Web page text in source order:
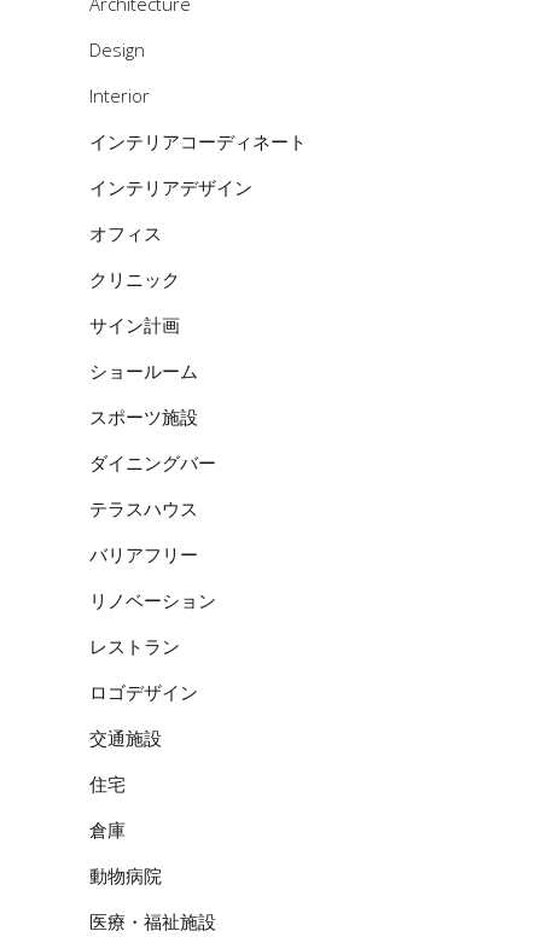
Design
Interior
インテリアコーディネート
インテリアデザイン
オフィス
クリニック
サイン計画
ショールーム
スポーツ施設
ダイニングバー
テラスハウス
バリアフリー
リノベーション
レストラン
ロゴデザイン
交通施設
住宅
倉庫
動物病院
医療・福祉施設